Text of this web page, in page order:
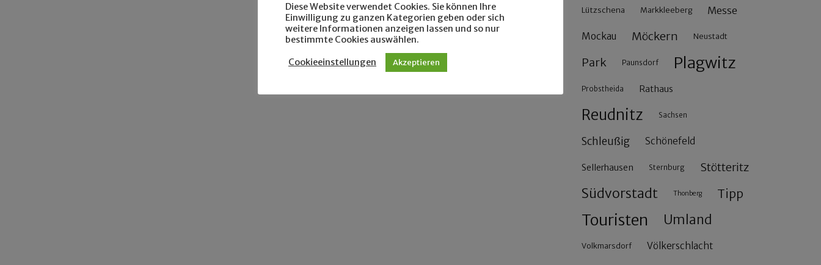
Lützschena Markkleeberg Messe
Mockau Möckern Neustadt
Park Paunsdorf Plagwitz
Probstheida Rathaus
Reudnitz Sachsen
Schleußig Schönefeld
Sellerhausen Sternburg Stötteritz
Südvorstadt Thonberg Tipp
Touristen Umland
Volkmarsdorf Völkerschlacht
Diese Website verwendet Cookies. Sie können Ihre
Einwilligung zu ganzen Kategorien geben oder sich
weitere Informationen anzeigen lassen und so nur
bestimmte Cookies auswählen.
Cookieeinstellungen Akzeptieren